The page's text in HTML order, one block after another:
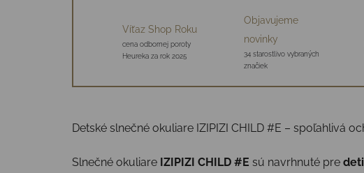
Víťaz Shop Roku
cena odbornej poroty
Heureka za rok 2025
Objavujeme
novinky
34 starostlivo vybraných
značiek
Detské slnečné okuliare IZIPIZI CHILD #E – spoľahlivá
Slnečné okuliare IZIPIZI CHILD #E sú navrhnuté pre